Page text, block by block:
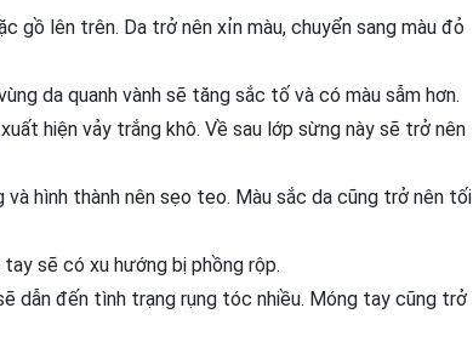
gồ lên trên. Da trở nên xỉn màu, chuyển sang màu đỏ
da quanh vành sẽ tăng sắc tố và có màu sẫm hơn.
hiện vảy trắng khô. Về sau lớp sừng này sẽ trở nên
hình thành nên sẹo teo. Màu sắc da cũng trở nên tối
sẽ có xu hướng bị phồng rộp.
dẫn đến tình trạng rụng tóc nhiều. Móng tay cũng trở